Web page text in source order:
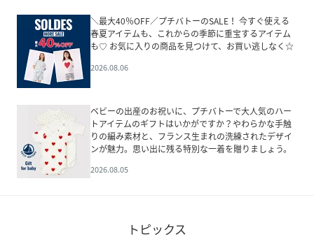
＼最大40％OFF／プチバトーのSALE！ 今すぐ使える
春夏アイテムも、これからの季節に重宝するアイテム
も♡ お気に入りの商品を見つけて、お買い逃しなく☆
2026.08.06
ベビーの出産のお祝いに、プチバトーで大人気のハー
トアイテムのギフトはいかがですか？やわらかな手触
りの編み素材と、フランス生まれの洗練されたデザイ
ンが魅力。思い出に残る特別な一着を贈りましょう。
2026.08.05
トピックス